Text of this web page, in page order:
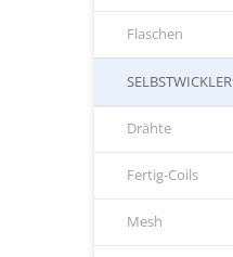
Flaschen
SELBSTWICKLER
Drähte
Fertig-Coils
Mesh